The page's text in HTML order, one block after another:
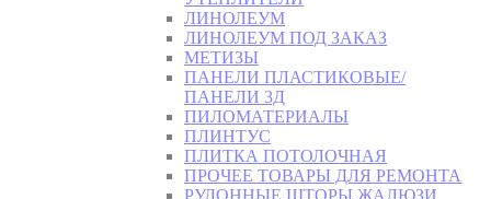
ЛИНОЛЕУМ
ЛИНОЛЕУМ ПОД ЗАКАЗ
МЕТИЗЫ
ПАНЕЛИ ПЛАСТИКОВЫЕ/
ПАНЕЛИ 3Д
ПИЛОМАТЕРИАЛЫ
ПЛИНТУС
ПЛИТКА ПОТОЛОЧНАЯ
ПРОЧЕЕ ТОВАРЫ ДЛЯ РЕМОНТА